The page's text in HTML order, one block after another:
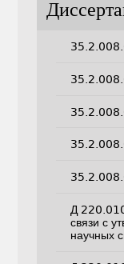
Д
связи с
научных